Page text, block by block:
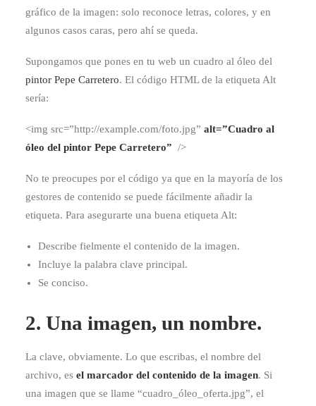
gráfico de la imagen: solo reconoce letras, colores, y en
algunos casos caras, pero ahí se queda.
Supongamos que pones en tu web un cuadro al óleo del
pintor Pepe Carretero. El código HTML de la etiqueta Alt
sería:
<img src=”http://example.com/foto.jpg” alt=”Cuadro al
óleo del pintor Pepe Carretero” />
No te preocupes por el código ya que en la mayoría de los
gestores de contenido se puede fácilmente añadir la
etiqueta. Para asegurarte una buena etiqueta Alt:
Describe fielmente el contenido de la imagen.
Incluye la palabra clave principal.
Se conciso.
2. Una imagen, un nombre.
La clave, obviamente. Lo que escribas, el nombre del
archivo, es el marcador del contenido de la imagen. Si
una imagen que se llame “cuadro_óleo_oferta.jpg”, el